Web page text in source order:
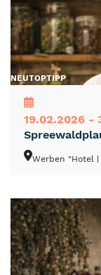
NEUTOPTIPP
19.02.2026 -
Werben "Hotel